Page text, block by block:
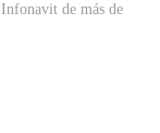
de más de